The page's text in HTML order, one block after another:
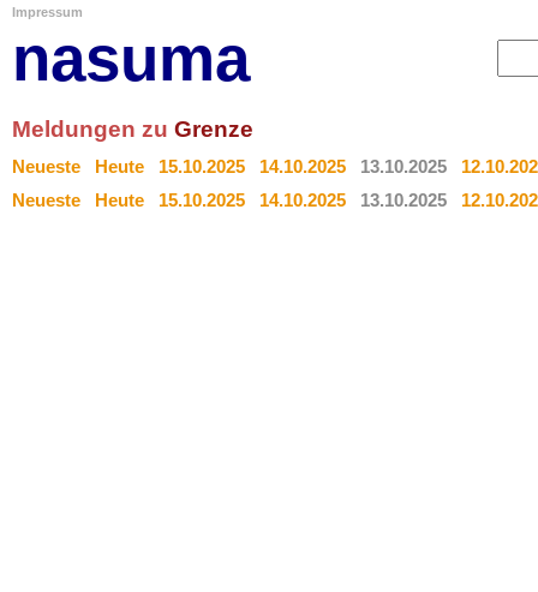
Impressum
nasuma
Meldungen zu Grenze
Neueste Heute 15.10.2025 14.10.2025 13.10.2025
Neueste
Heute 15.10.2025 14.10.2025 13.10.2025